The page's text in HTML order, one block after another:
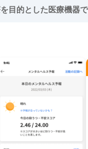
目的とした医療機器で